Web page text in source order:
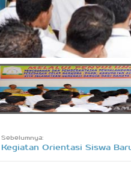
Sebelumnya:
Kegiatan Orientasi Siswa